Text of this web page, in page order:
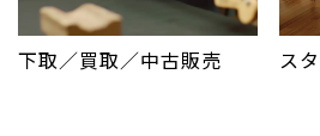
下取／買取／中古販売 ス